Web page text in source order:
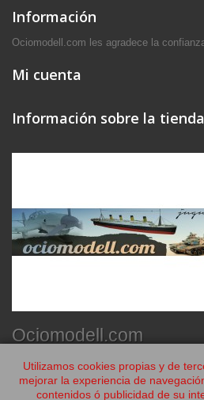
Información
Ociomodell.com les agradece la
Mi cuenta
Información sobre la tienda
Ociomodell.com
Utilizamos cookies propias y de
mejorar la experiencia de
contenidos ó publicidad de su